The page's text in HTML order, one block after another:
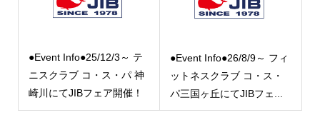
●Event Info●25/12/3～ テ
ニスクラブ コ・ス・パ 神
崎川にてJIBフェア開催！
●Event Info●26/8/9～ フィ
ットネスクラブ コ・ス・
パ三国ヶ丘にてJIBフェ...